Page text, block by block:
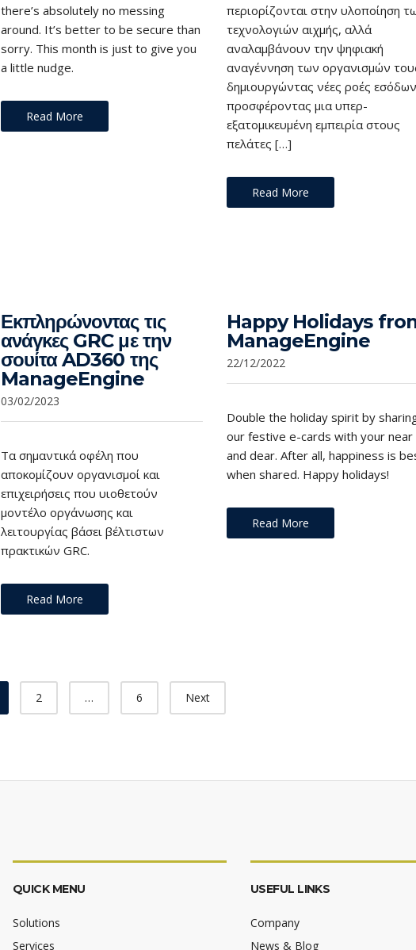
there’s absolutely no messing
around. It’s better to be secure than
sorry. This month is just to give you
a little nudge.
Read More
περιορίζονται στην υλοποίηση
τεχνολογιών αιχμής, αλλά
αναλαμβάνουν την ψηφιακή
αναγέννηση των οργανισμών
δημιουργώντας νέες ροές
προσφέροντας μια υπερ-
εξατομικευμένη εμπειρία στους
πελάτες […]
Read More
Εκπληρώνοντας τις
ανάγκες GRC με την
σουίτα AD360 της
ManageEngine
03/02/2023
Τα σημαντικά οφέλη που
αποκομίζουν οργανισμοί και
επιχειρήσεις που υιοθετούν
μοντέλο οργάνωσης και
λειτουργίας βάσει βέλτιστων
πρακτικών GRC.
Read More
Happy Holidays
ManageEngine
22/12/2022
Double the holiday spirit by
our festive e-cards with your near
and dear. After all, happiness is
when shared. Happy holidays!
Read More
2 … 6 Next
QUICK MENU
Solutions
Services
USEFUL LINKS
Company
News & Blog